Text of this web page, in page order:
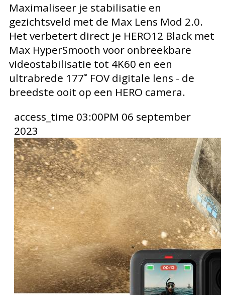
Maximaliseer je stabilisatie en
gezichtsveld met de Max Lens Mod 2.0.
Het verbetert direct je HERO12 Black met
Max HyperSmooth voor onbreekbare
videostabilisatie tot 4K60 en een
ultrabrede 177˚ FOV digitale lens - de
breedste ooit op een HERO camera.
access_time 03:00PM 06 september
2023